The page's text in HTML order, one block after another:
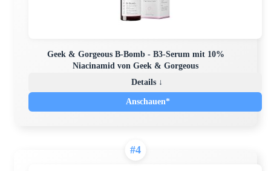
Geek & Gorgeous B-Bomb - B3-Serum mit 10%
Niacinamid von Geek & Gorgeous
Details ↓
Anschauen*
#4